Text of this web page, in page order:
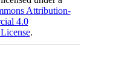
Attribution-
4.0
.